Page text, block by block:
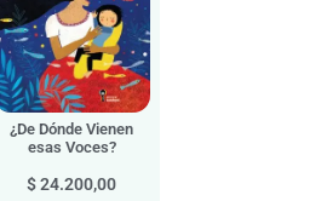
¿De Dónde Vienen
esas Voces?
$24.200,00